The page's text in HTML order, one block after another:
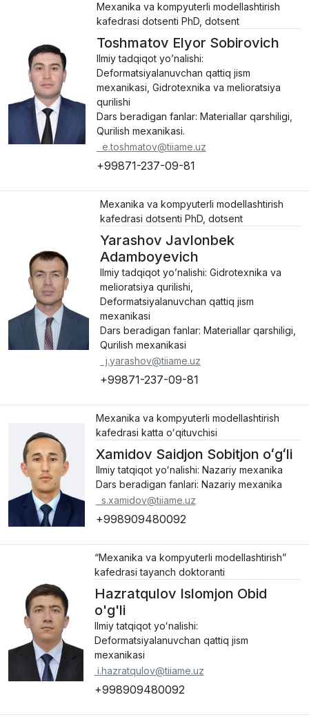
Mexanika va kompyuterli modellashtirish
kafedrasi dotsenti PhD, dotsent
Toshmatov Elyor Sobirovich
Ilmiy tadqiqot yo’nalishi:
Deformatsiyalanuvchan qattiq jism
mexanikasi, Gidrotexnika va melioratsiya
qurilishi
Dars beradigan fanlar: Materiallar qarshiligi,
Qurilish mexanikasi.
e.toshmatov@tiiame.uz
+99871-237-09-81
Mexanika va kompyuterli modellashtirish
kafedrasi dotsenti PhD, dotsent
Yarashov Javlonbek
Adamboyevich
Ilmiy tadqiqot yo’nalishi: Gidrotexnika va
melioratsiya qurilishi,
Deformatsiyalanuvchan qattiq jism
mexanikasi
Dars beradigan fanlar: Materiallar qarshiligi,
Qurilish mexanikasi
j.yarashov@tiiame.uz
+99871-237-09-81
Mexanika va kompyuterli modellashtirish
kafedrasi katta oʻqituvchisi
Xamidov Saidjon Sobitjon oʻgʻli
Ilmiy tatqiqot yoʻnalishi: Nazariy mexanika
Dars beradigan fanlari: Nazariy mexanika
s.xamidov@tiiame.uz
+998909480092
“Mexanika va kompyuterli modellashtirish”
kafedrasi tayanch doktoranti
Hazratqulov Islomjon Obid
o'g'li
Ilmiy tatqiqot yoʻnalishi:
Deformatsiyalanuvchan qattiq jism
mexanikasi
i.hazratqulov@tiiame.uz
+998909480092